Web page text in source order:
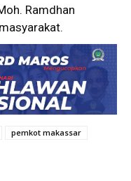
Ramdhan
pemkot makassar